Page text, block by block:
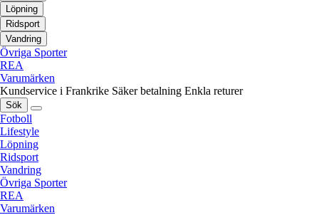
Löpning
Ridsport
Vandring
Övriga Sporter
REA
Varumärken
Kundservice i Frankrike Säker betalning Enkla returer
Sök
Fotboll
Lifestyle
Löpning
Ridsport
Vandring
Övriga Sporter
REA
Varumärken